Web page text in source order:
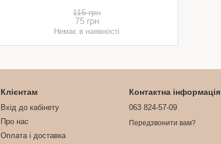
115 грн
75 грн
Немає в наявності
Клієнтам
Вхід до кабінету
Про нас
Оплата і доставка
Контактна інформація
063 824-57-09
Передзвонити вам?